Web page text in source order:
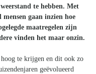
te hebben. Met
gaan inzien hoe
maatregelen zijn
vinden het maar onzin.
te krijgen en dit ook zo
geëvolueerd